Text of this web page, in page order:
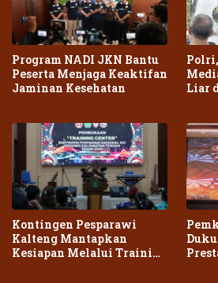
Program NADI JKN Bantu
Peserta Menjaga Keaktifan
Jaminan Kesehatan
Liar
Kontingen Pesparawi
Kalteng Mantapkan
Kesiapan Melalui Training